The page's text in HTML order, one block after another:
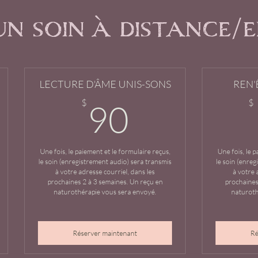
soin à distance/
LECTURE D'ÂME UNIS-SONS
$ 90
Une fois, le paiement et le formulaire reçus,
le soin (enregistrement audio) sera transmis
à votre adresse courriel, dans les
prochaines 2 à 3 semaines. Un reçu en
naturothérapie vous sera envoyé.
Réserver maintenant
$
Une fois, le
le soin
à votre